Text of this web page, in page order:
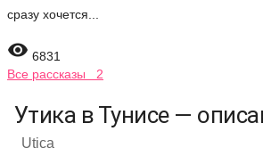
сразу хочется...
 6831
Все рассказы 2
Утика в Тунисе —
Utica